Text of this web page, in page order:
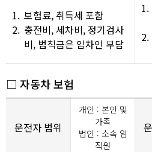
1. 보험료, 취득세 포함
2. 충전비, 세차비, 정기검사
비, 범칙금은 임차인 부담
1.
2.
□ 자동차 보험
운전자 범위
개인 : 본인 및
가족
법인 : 소속 임
직원